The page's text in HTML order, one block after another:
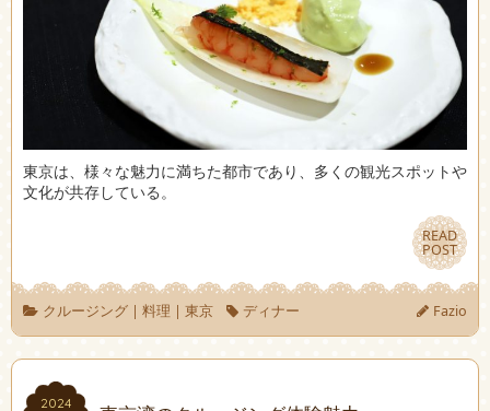
東京は、様々な魅力に満ちた都市であり、多くの観光スポットや
文化が共存している。
READ
POST
READ
POST
クルージング| 料理| 東京 ディナー Fazio
2024
2024